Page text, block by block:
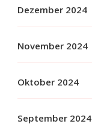
Dezember 2024
November 2024
Oktober 2024
September 2024